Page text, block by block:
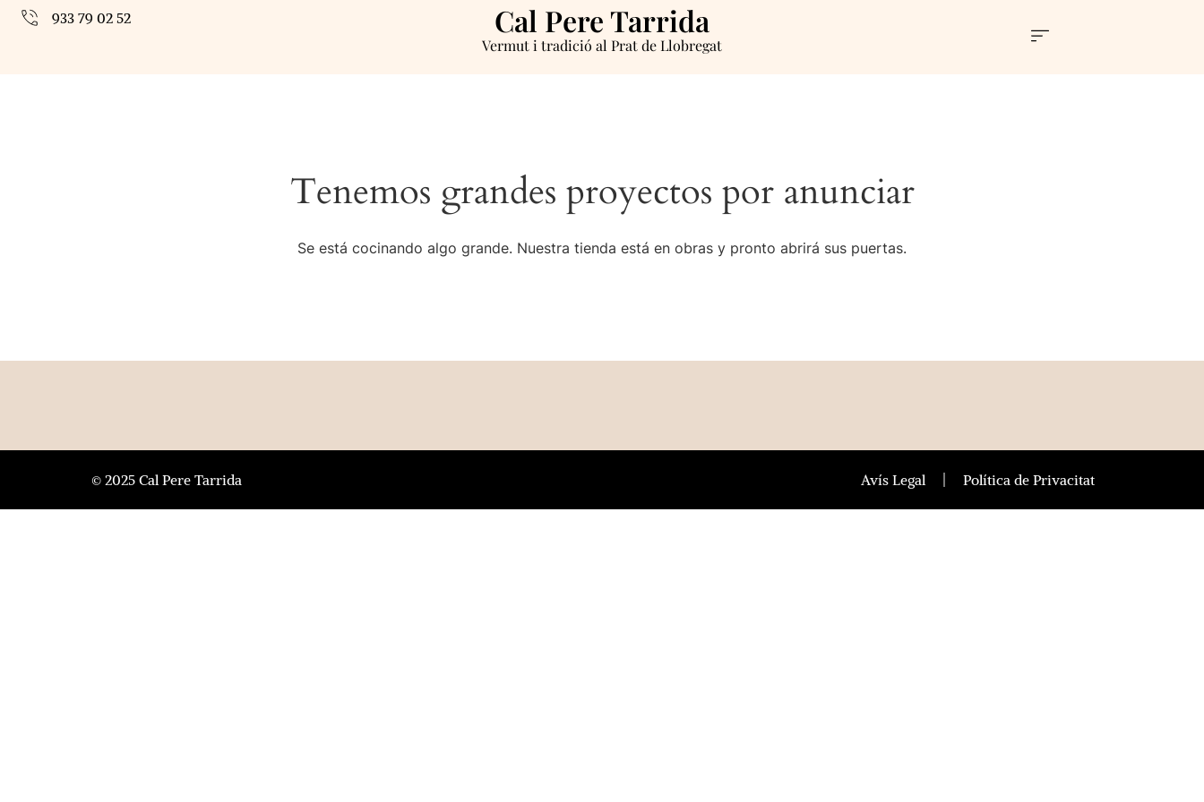
933 79 02 52 Cal Pere Tarrida
Vermut i tradició al Prat de Llobregat
Tenemos grandes proyectos por anunciar
Se está cocinando algo grande. Nuestra tienda está en obras y pronto abrirá sus puertas.
© 2025 Cal Pere Tarrida Avís Legal Política de Privacitat